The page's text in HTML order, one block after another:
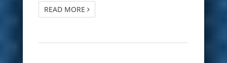
READ MORE